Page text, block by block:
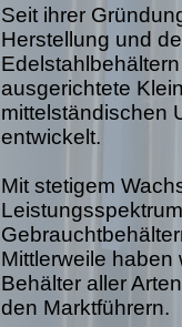
Seit ihrer
Herstellung und
ausgerichtete
mittelständischen
entwickelt.
Mit stetigem
Mittlerweile haben
Behälter aller
den Marktführern.